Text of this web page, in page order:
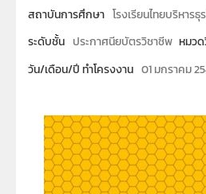
สถาบันการศึกษา โรงเรียนไทยบริหา
ระดับชั้น ประกาศนียบัตรวิชาชีพ หมวด
วัน/เดือน/ปี ทำโครงงาน 01 มกราคม